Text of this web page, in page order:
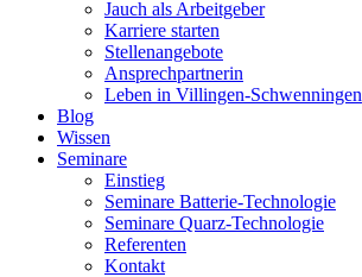
Jauch als Arbeitgeber
Karriere starten
Stellenangebote
Ansprechpartnerin
Leben in Villingen-Schwenningen
Blog
Wissen
Seminare
Einstieg
Seminare Batterie-Technologie
Seminare Quarz-Technologie
Referenten
Kontakt